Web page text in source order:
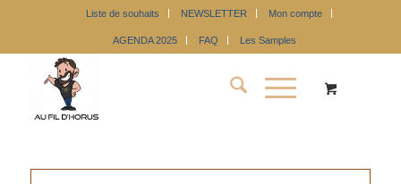
Liste de souhaits NEWSLETTER Mon compte
AGENDA 2025 FAQ Les Samples